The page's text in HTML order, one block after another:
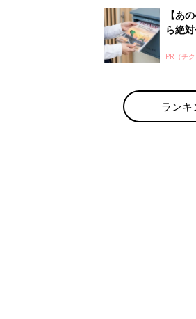
【あ
ら絶
PR（チ
ランキ